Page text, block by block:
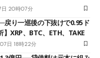
20時07分
戻り一巡後の下抜けで0.95ド
XRP、BTC、ETH、TAKE
日 18時22分